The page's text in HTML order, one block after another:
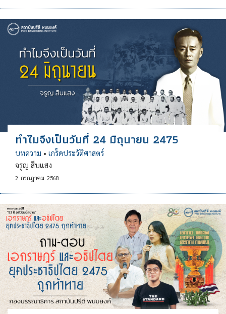
ทําไมจึงเป็นวันที่ 24 มิถุนายน 2475
บทความ • เกร็ดประวัติศาสตร์
จรูญ สืบแสง
2 กรกฎาคม 2568